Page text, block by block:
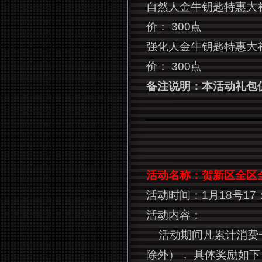
自然人金牛钥匙特惠大
价： 300点
强化人金牛钥匙特惠大
价： 300点
备注说明：本活动礼包
活动名称：贺新区全区
活动时间：1月18号
活动内容：
活动期间凡累计消
除外）， 具体奖励如